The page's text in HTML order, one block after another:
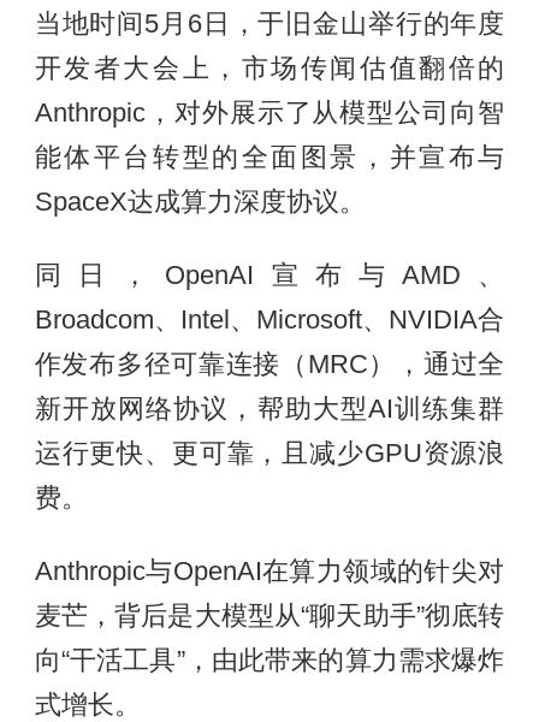
当地时间5月6日，于旧金山举行的年度
开发者大会上，市场传闻估值翻倍的
Anthropic，对外展示了从模型公司向智
能体平台转型的全面图景，并宣布与
SpaceX达成算力深度协议。
同日，OpenAI宣布与AMD、
Broadcom、Intel、Microsoft、NVIDIA合
作发布多径可靠连接（MRC），通过全
新开放网络协议，帮助大型AI训练集群
运行更快、更可靠，且减少GPU资源浪
费。
Anthropic与OpenAI在算力领域的针尖对
麦芒，背后是大模型从“聊天助手”彻底转
向“干活工具”，由此带来的算力需求爆炸
式增长。